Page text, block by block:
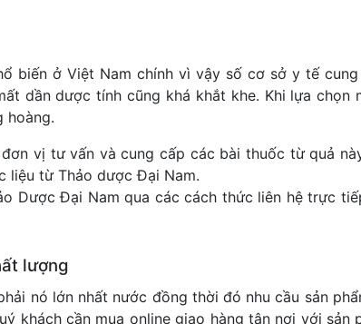
biến ở Việt Nam chính vì vậy số cơ sở y tế
dần dược tính cũng khá khắt khe. Khi lựa
hoàng.
vị tư vấn và cung cấp các bài thuốc từ quả
liệu từ Thảo dược Đại Nam.
Dược Đại Nam qua các cách thức liên hệ trực
lượng
nó lớn nhất nước đồng thời đó nhu cầu sản
khách cần mua online giao hàng tận nơi với sản